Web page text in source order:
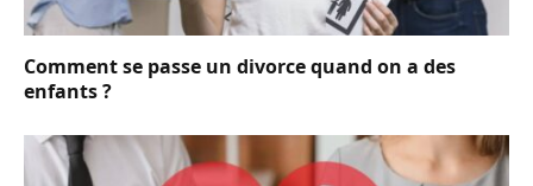
Comment se passe un divorce quand on a des
enfants ?